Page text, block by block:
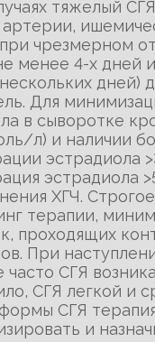
тяжелый
артерии,
чрезмерном
менее 4-х дней
дней)
Для
в сыворотке
л) и наличии
эстрадиола
эстрадиола
ХГЧ.
терапии,
проходящих
При
часто СГЯ
СГЯ легкой и
СГЯ
и